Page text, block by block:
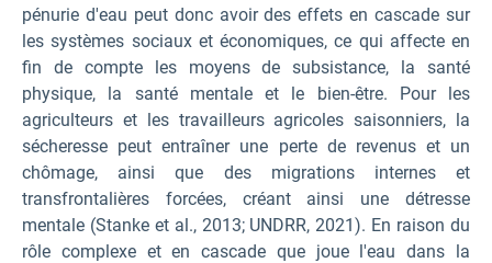
pénurie d'eau peut donc avoir des effets en cascade sur
les systèmes sociaux et économiques, ce qui affecte en
fin de compte les moyens de subsistance, la santé
physique, la santé mentale et le bien-être. Pour les
agriculteurs et les travailleurs agricoles saisonniers, la
sécheresse peut entraîner une perte de revenus et un
chômage, ainsi que des migrations internes et
transfrontalières forcées, créant ainsi une détresse
mentale (Stanke et al., 2013; UNDRR, 2021). En raison du
rôle complexe et en cascade que joue l'eau dans la